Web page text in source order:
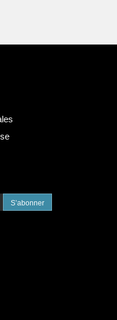
S’abonner